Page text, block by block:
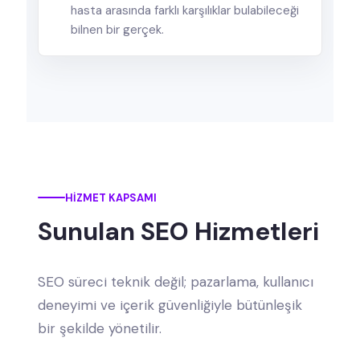
hasta arasında farklı karşılıklar bulabileceği
bilnen bir gerçek.
HIZMET KAPSAMI
Sunulan SEO Hizmetleri
SEO süreci teknik değil; pazarlama, kullanıcı
deneyimi ve içerik güvenliğiyle bütünleşik
bir şekilde yönetilir.